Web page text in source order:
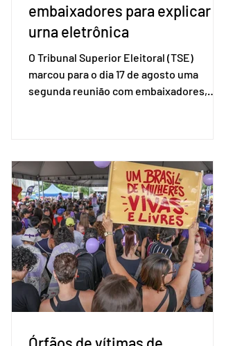
embaixadores para explicar
urna eletrônica
O Tribunal Superior Eleitoral (TSE)
marcou para o dia 17 de agosto uma
segunda reunião com embaixadores,
sistema eleitoral do país. Segundo o
tribunal, o encontro ocorrerá na sede do
TSE e dará continuidade às ações de
transparência voltadas à comunidade
internacional. Nela, o presidente da
Corte, ministro Kássio Nunes Marques,
voltará a explic
Órfãos de vítimas de